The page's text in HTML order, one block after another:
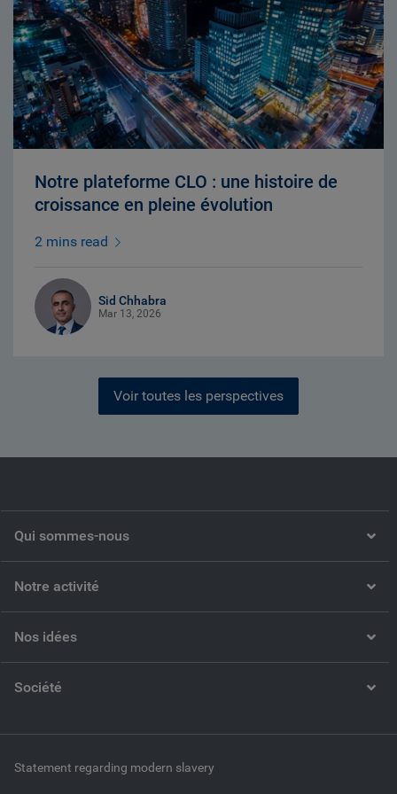
Notre plateforme CLO : une histoire de
croissance en pleine évolution
2 mins read
Sid Chhabra
Mar 13, 2026
Voir toutes les perspectives
Qui sommes-nous
Notre activité
Nos idées
Société
Statement regarding modern slavery